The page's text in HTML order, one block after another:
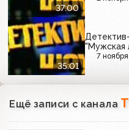
37:00
35:01
"Мужская
7
Ещё записи с канала